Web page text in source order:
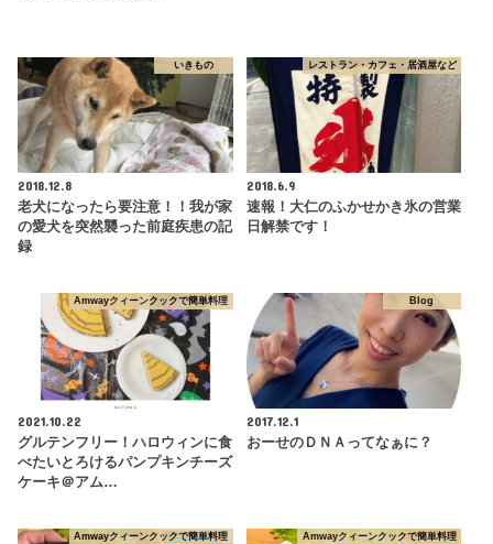
いきもの
2018.12.8
老犬になったら要注意！！我が家
の愛犬を突然襲った前庭疾患の記
録
レストラン・カフェ・居酒屋など
2018.6.9
速報！大仁のふかせかき氷の営業
日解禁です！
Amwayクィーンクックで簡単料理
2021.10.22
グルテンフリー！ハロウィンに食
べたいとろけるパンプキンチーズ
ケーキ＠アム…
Blog
2017.12.1
おーせのＤＮＡってなぁに？
Amwayクィーンクックで簡単料理 Amwayクィーンクックで簡単料理